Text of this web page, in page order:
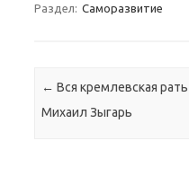
Раздел: Саморазвитие
Навигация по записям
← Вся кремлевская
Михаил Зыгарь